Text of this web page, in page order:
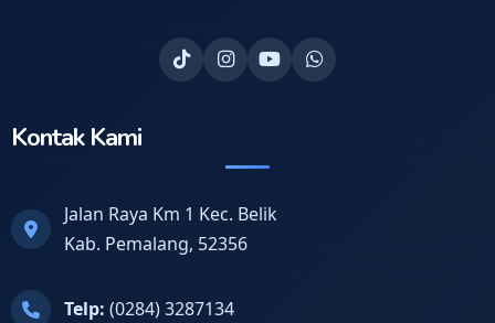
Kontak Kami
Jalan Raya Km 1 Kec. Belik
Kab. Pemalang, 52356
Telp: (0284) 3287134